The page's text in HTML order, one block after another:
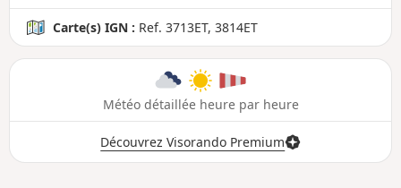
Carte(s) IGN : Ref. 3713ET, 3814ET
Météo détaillée heure par heure
Découvrez Visorando Premium